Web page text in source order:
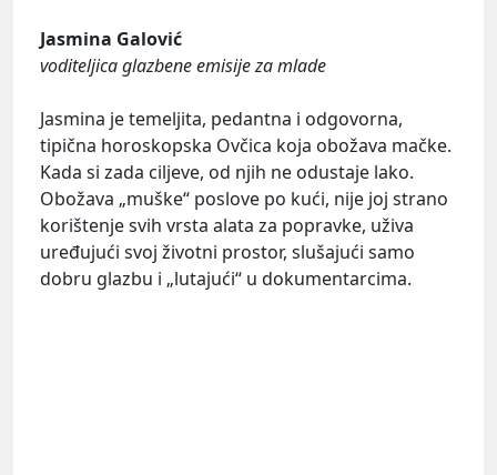
Jasmina Galović
voditeljica glazbene emisije za mlade
Jasmina je temeljita, pedantna i odgovorna,
tipična horoskopska Ovčica koja obožava mačke.
Kada si zada ciljeve, od njih ne odustaje lako.
Obožava „muške“ poslove po kući, nije joj strano
korištenje svih vrsta alata za popravke, uživa
uređujući svoj životni prostor, slušajući samo
dobru glazbu i „lutajući“ u dokumentarcima.